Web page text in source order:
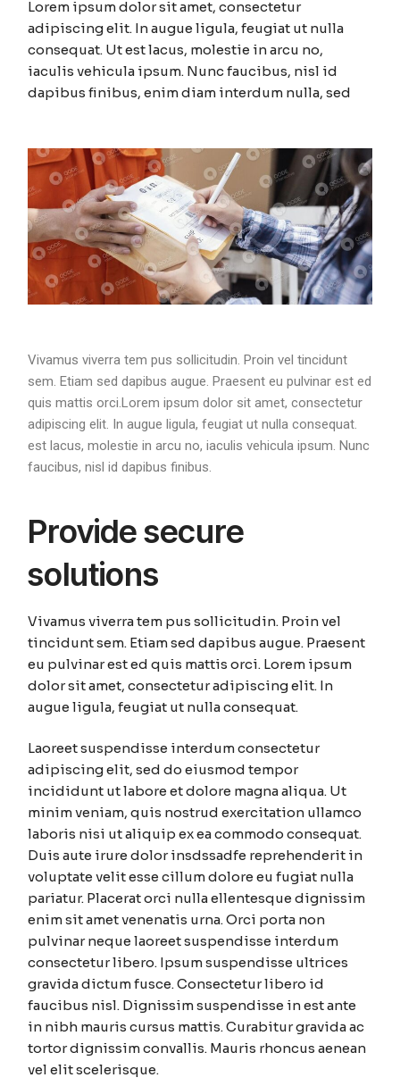
Lorem ipsum dolor sit amet, consectetur
adipiscing elit. In augue ligula, feugiat ut nulla
consequat. Ut est lacus, molestie in arcu no,
iaculis vehicula ipsum. Nunc faucibus, nisl id
dapibus finibus, enim diam interdum nulla, sed
Vivamus viverra tem pus sollicitudin. Proin vel tincidunt
sem. Etiam sed dapibus augue. Praesent eu pulvinar est ed
quis mattis orci.Lorem ipsum dolor sit amet, consectetur
adipiscing elit. In augue ligula, feugiat ut nulla consequat.
est lacus, molestie in arcu no, iaculis vehicula ipsum. Nunc
faucibus, nisl id dapibus finibus.
Provide secure
solutions
Vivamus viverra tem pus sollicitudin. Proin vel
tincidunt sem. Etiam sed dapibus augue. Praesent
eu pulvinar est ed quis mattis orci. Lorem ipsum
dolor sit amet, consectetur adipiscing elit. In
augue ligula, feugiat ut nulla consequat.
Laoreet suspendisse interdum consectetur
adipiscing elit, sed do eiusmod tempor
incididunt ut labore et dolore magna aliqua. Ut
minim veniam, quis nostrud exercitation ullamco
laboris nisi ut aliquip ex ea commodo consequat.
Duis aute irure dolor insdssadfe reprehenderit in
voluptate velit esse cillum dolore eu fugiat nulla
pariatur. Placerat orci nulla ellentesque dignissim
enim sit amet venenatis urna. Orci porta non
pulvinar neque laoreet suspendisse interdum
consectetur libero. Ipsum suspendisse ultrices
gravida dictum fusce. Consectetur libero id
faucibus nisl. Dignissim suspendisse in est ante
in nibh mauris cursus mattis. Curabitur gravida ac
tortor dignissim convallis. Mauris rhoncus aenean
vel elit scelerisque.